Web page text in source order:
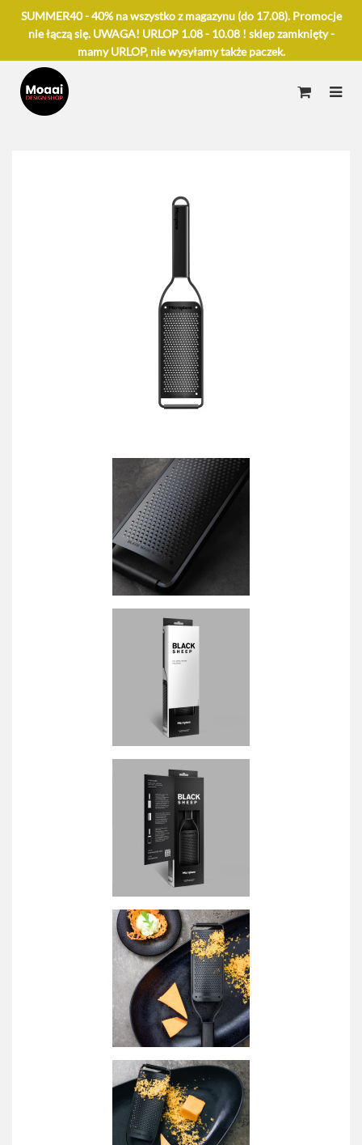
SUMMER40 - 40% na wszystko z magazynu (do 17.08). Promocje
nie łączą się. UWAGA! URLOP 1.08 - 10.08 ! sklep zamknięty -
mamy URLOP, nie wysyłamy także paczek.